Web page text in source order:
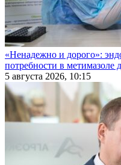
«Ненадежно и дорого»:
потребности в метимазоле
5 августа 2026, 10:15